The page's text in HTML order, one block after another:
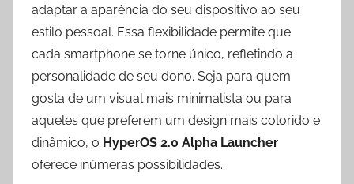
adaptar a aparência do seu dispositivo ao seu
estilo pessoal. Essa flexibilidade permite que
cada smartphone se torne único, refletindo a
personalidade de seu dono. Seja para quem
gosta de um visual mais minimalista ou para
aqueles que preferem um design mais colorido e
dinâmico, o HyperOS 2.0 Alpha Launcher
oferece inúmeras possibilidades.